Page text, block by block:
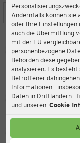
Andernfalls können sie
oder Ihre Einstellungen
auch die Übermittlung
mit der EU
personenbezogene
Behörden diese
analysieren. Es
Betroffener
Informationen -
Daten in Drittländern -
und unseren Cookie
STANDORT SERVICES
Lindenstr. 1,
Aktuell:
Service